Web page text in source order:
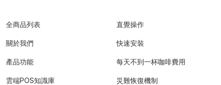
全商品列表
關於我們
產品功能
雲端POS知識庫
直覺操作
快速安裝
每天不到一杯咖啡費用
災難恢復機制